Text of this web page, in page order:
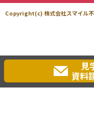
Copyright(c) 株式会社スマイル
見
資料